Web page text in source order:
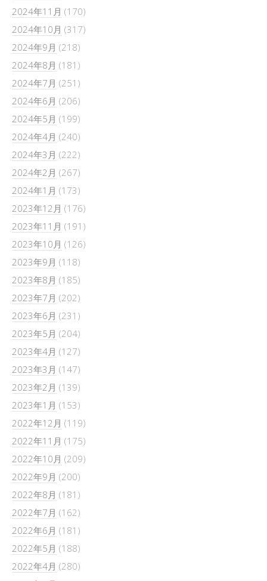
2024年11月 (170)
2024年10月 (317)
2024年9月 (218)
2024年8月 (181)
2024年7月 (251)
2024年6月 (206)
2024年5月 (199)
2024年4月 (240)
2024年3月 (222)
2024年2月 (267)
2024年1月 (173)
2023年12月 (176)
2023年11月 (191)
2023年10月 (126)
2023年9月 (118)
2023年8月 (185)
2023年7月 (202)
2023年6月 (231)
2023年5月 (204)
2023年4月 (127)
2023年3月 (147)
2023年2月 (139)
2023年1月 (153)
2022年12月 (119)
2022年11月 (175)
2022年10月 (209)
2022年9月 (200)
2022年8月 (181)
2022年7月 (162)
2022年6月 (181)
2022年5月 (188)
2022年4月 (280)